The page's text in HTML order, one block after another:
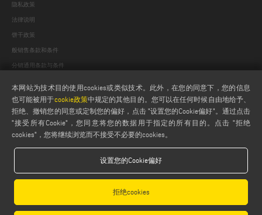
隐私政策
法律说明
饼干政策
般销售条款和条件
分销通用条款与条件
tel +39 059 895411- P.Iva/C.Fisc 01978870366
Capitale Sociale € 2.080.000,00 i.v. - Nr. Identificazione I.V.A. IT 01978870366 - R.I.
Modena 01978870366 - R.E.A Modena 256411
本网站为技术目的使用cookies或类似技术。此外，在您的同意下，您的信息
也可能被用于cookie政策中规定的其他目的。您可以在任何时候自由地给予、
拒绝、撤销您的同意或定制您的偏好，点击 "设置您的Cookie偏好"。通过点击
"接受所有Cookie"，您同意将您的数据用于指定的所有目的。点击 "拒绝
cookies"，您将继续浏览而不接受不必要的cookies。
设置您的Cookie偏好
拒绝cookies